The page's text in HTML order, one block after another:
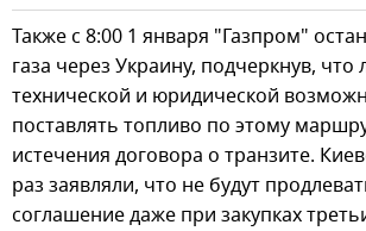
Также с 8:00 1 января "Газпром"
газа через Украину, подчеркнув,
технической и юридической
поставлять топливо по этому
истечения договора о транзите.
раз заявляли, что не будут
соглашение даже при закупках